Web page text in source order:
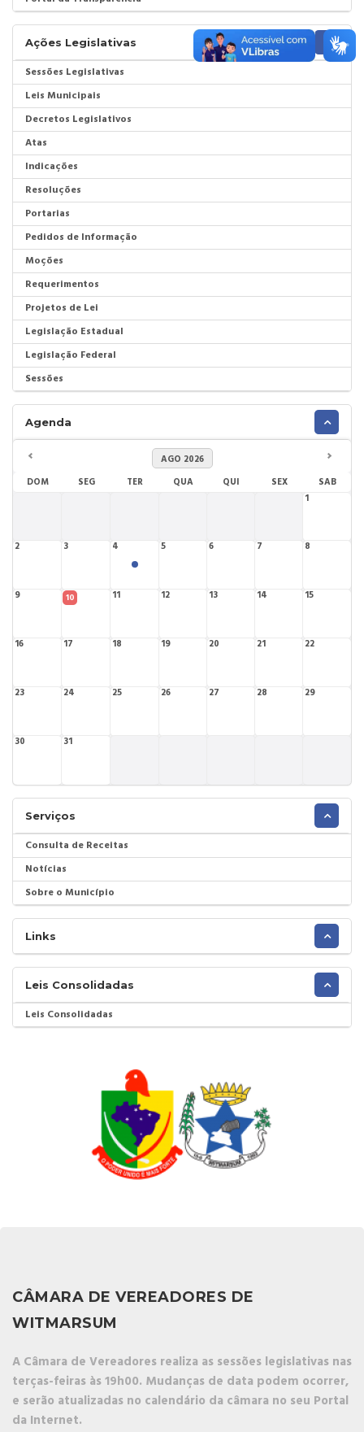
Ações Legislativas
Sessões Legislativas
Leis Municipais
Decretos Legislativos
Atas
Indicações
Resoluções
Portarias
Pedidos de Informação
Moções
Requerimentos
Projetos de Lei
Legislação Estadual
Legislação Federal
Sessões
Agenda
AGO 2026
DOM
SEG TER QUA QUI SEX
SAB
1
2 3 4 5 6 7 8
9 10 11 12 13 14 15
16 17 18 19 20 21 22
23 24 25 26 27 28 29
30 31
Serviços
Consulta de Receitas
Notícias
Sobre o Município
Links
Leis Consolidadas
Leis Consolidadas
CÂMARA DE VEREADORES DE
WITMARSUM
A Câmara de Vereadores realiza as sessões legislativas nas
terças-feiras às 19h00. Mudanças de data podem ocorrer,
e serão atualizadas no calendário da câmara no seu Portal
da Internet.